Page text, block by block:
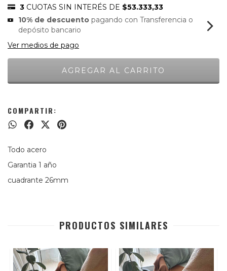
3 CUOTAS SIN INTERÉS DE $53.333,33
10% de descuento pagando con Transferencia o
depósito bancario
Ver medios de pago
COMPARTIR:
Todo acero
Garantia 1 año
cuadrante 26mm
PRODUCTOS SIMILARES